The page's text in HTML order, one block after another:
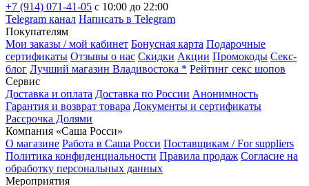
+7 (914) 071-41-05 c 10:00 до 22:00
Telegram канал Написать в Telegram
Покупателям
Мои заказы / мой кабинет Бонусная карта Подарочные
сертификаты Отзывы о нас Скидки Акции Промокоды Секс-
блог Лучший магазин Владивостока * Рейтинг секс шопов
Сервис
Доставка и оплата Доставка по России Анонимность
Гарантия и возврат товара Документы и сертификаты
Рассрочка Долями
Компания «Саша Росси»
О магазине Работа в Саша Росси Поставщикам / For suppliers
Политика конфиденциальности Правила продаж Согласие на
обработку персональных данных
Мероприятия